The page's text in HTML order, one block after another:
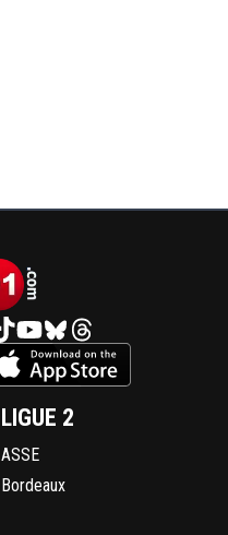
LIGUE 2
ASSE
Bordeaux